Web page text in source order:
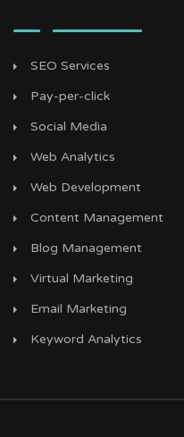
SEO Services
Pay-per-click
Social Media
Web Analytics
Web Development
Content Management
Blog Management
Virtual Marketing
Email Marketing
Keyword Analytics